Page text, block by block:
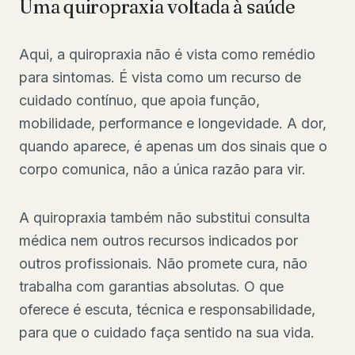
Uma quiropraxia voltada à saúde
Aqui, a quiropraxia não é vista como remédio
para sintomas. É vista como um recurso de
cuidado contínuo, que apoia função,
mobilidade, performance e longevidade. A dor,
quando aparece, é apenas um dos sinais que o
corpo comunica, não a única razão para vir.
A quiropraxia também não substitui consulta
médica nem outros recursos indicados por
outros profissionais. Não promete cura, não
trabalha com garantias absolutas. O que
oferece é escuta, técnica e responsabilidade,
para que o cuidado faça sentido na sua vida.